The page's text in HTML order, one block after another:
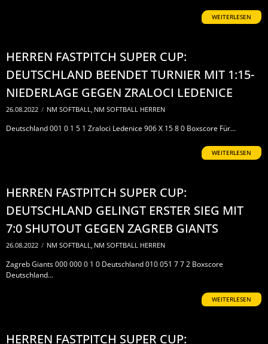
WEITERLESEN
HERREN FASTPITCH SUPER CUP:
DEUTSCHLAND BEENDET TURNIER MIT 1:15-
NIEDERLAGE GEGEN ZRALOCI LEDENICE
26.08.2022 / NM SOFTBALL, NM SOFTBALL HERREN
Deutschland 001 0 1 5 1 Zraloci Ledenice 906 X 15 8 0 Boxscore Für...
WEITERLESEN
HERREN FASTPITCH SUPER CUP:
DEUTSCHLAND GELINGT ERSTER SIEG MIT
7:0 SHUTOUT GEGEN ZAGREB GIANTS
26.08.2022 / NM SOFTBALL, NM SOFTBALL HERREN
Zagreb Giants 000 000 0 1 0 Deutschland 010 051 7 7 2 Boxscore
Deutschland...
WEITERLESEN
HERREN FASTPITCH SUPER CUP: